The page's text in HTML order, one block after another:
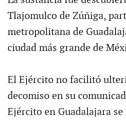
Tlajomulco de Zúñiga,
metropolitana de
ciudad más grande de
El Ejército no facilitó
decomiso en su
Ejército en Guadalajara